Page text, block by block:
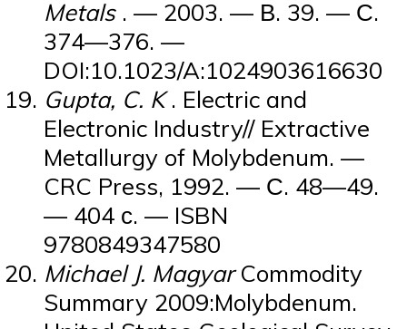
Metals. — 2003. — В. 39. — С.
374—376. —
DOI:10.1023/A:1024903616630
Gupta, C. K. Electric and
Electronic Industry// Extractive
Metallurgy of Molybdenum. —
CRC Press, 1992. — С. 48—49.
— 404 с. — ISBN
9780849347580
Michael J. MagyarCommodity
Summary 2009:Molybdenum.